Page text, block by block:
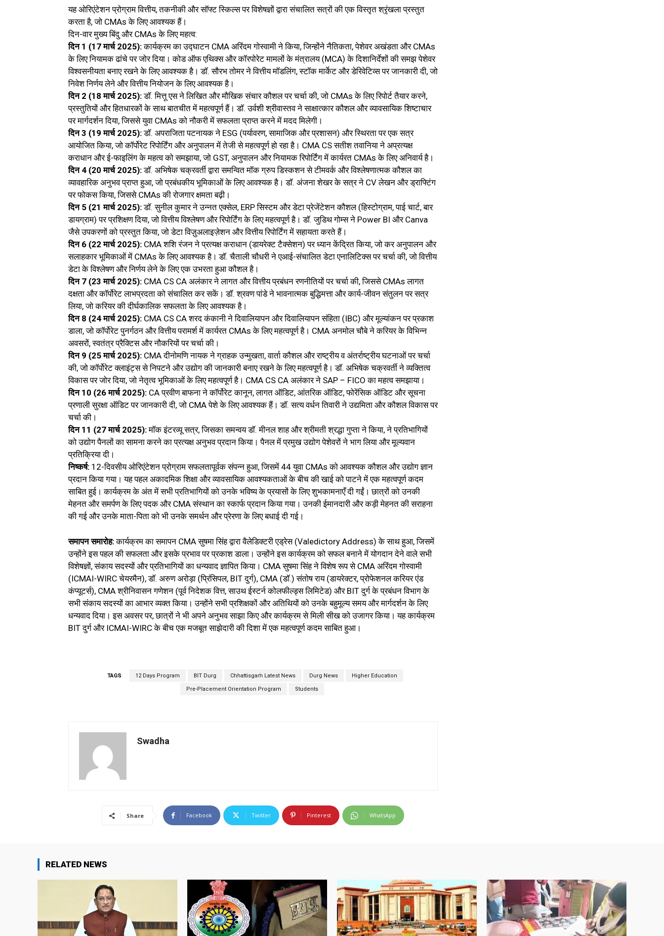
यह ओरिएंटेशन प्रोग्राम वित्तीय, तकनीकी और सॉफ्ट स्किल्स पर विशेषज्ञों द्वारा संचालित सत्रों की एक विस्तृत श्रृंखला प्रस्तुत
करता है, जो CMAs के लिए आवश्यक हैं।
दिन-वार मुख्य बिंदु और CMAs के लिए महत्व:
दिन 1 (17 मार्च 2025):कार्यक्रम का उद्घाटन CMA अरिंदम गोस्वामी ने किया, जिन्होंने नैतिकता, पेशेवर अखंडता और CMAs
के लिए नियामक ढांचे पर जोर दिया। कोड ऑफ एथिक्स और कॉरपोरेट मामलों के मंत्रालय (MCA) के दिशानिर्देशों की समझ पेशेवर
विश्वसनीयता बनाए रखने के लिए आवश्यक है। डॉ. सौरभ तोमर ने वित्तीय मॉडलिंग, स्टॉक मार्केट और डेरिवेटिव्स पर जानकारी दी, जो
निवेश निर्णय लेने और वित्तीय नियोजन के लिए आवश्यक है।
दिन 2 (18 मार्च 2025):डॉ. मित्तू एस ने लिखित और मौखिक संचार कौशल पर चर्चा की, जो CMAs के लिए रिपोर्ट तैयार करने,
प्रस्तुतियों और हितधारकों के साथ बातचीत में महत्वपूर्ण हैं। डॉ. उर्वशी श्रीवास्तव ने साक्षात्कार कौशल और व्यावसायिक शिष्टाचार
पर मार्गदर्शन दिया, जिससे युवा CMAs को नौकरी में सफलता प्राप्त करने में मदद मिलेगी।
दिन 3 (19 मार्च 2025):डॉ. अपराजिता पटनायक ने ESG (पर्यावरण, सामाजिक और प्रशासन) और स्थिरता पर एक सत्र
आयोजित किया, जो कॉर्पोरेट रिपोर्टिंग और अनुपालन में तेजी से महत्वपूर्ण हो रहा है। CMA CS सतीश तवानिया ने अप्रत्यक्ष
कराधान और ई-फाइलिंग के महत्व को समझाया, जो GST, अनुपालन और नियामक रिपोर्टिंग में कार्यरत CMAs के लिए अनिवार्य है।
दिन 4 (20 मार्च 2025):डॉ. अभिषेक चक्रवर्ती द्वारा समन्वित मॉक ग्रुप डिस्कशन से टीमवर्क और विश्लेषणात्मक कौशल का
व्यावहारिक अनुभव प्राप्त हुआ, जो प्रबंधकीय भूमिकाओं के लिए आवश्यक है। डॉ. अंजना शेखर के सत्र ने CV लेखन और ड्राफ्टिंग
पर फोकस किया, जिससे CMAs की रोजगार क्षमता बढ़ी।
दिन 5 (21 मार्च 2025):डॉ. सुनील कुमार ने उन्नत एक्सेल, ERP सिस्टम और डेटा प्रेजेंटेशन कौशल (हिस्टोग्राम, पाई चार्ट, बार
डायग्राम) पर प्रशिक्षण दिया, जो वित्तीय विश्लेषण और रिपोर्टिंग के लिए महत्वपूर्ण है। डॉ. जुडिथ गोम्स ने Power BI और Canva
जैसे उपकरणों को प्रस्तुत किया, जो डेटा विज़ुअलाइज़ेशन और वित्तीय रिपोर्टिंग में सहायता करते हैं।
दिन 6 (22 मार्च 2025): CMA शशि रंजन ने प्रत्यक्ष कराधान (डायरेक्ट टैक्सेशन) पर ध्यान केंद्रित किया, जो कर अनुपालन और
सलाहकार भूमिकाओं में CMAs के लिए आवश्यक है। डॉ. चैताली चौधरी ने एआई-संचालित डेटा एनालिटिक्स पर चर्चा की, जो वित्तीय
डेटा के विश्लेषण और निर्णय लेने के लिए एक उभरता हुआ कौशल है।
दिन 7 (23 मार्च 2025): CMA CS CA अलंकार ने लागत और वित्तीय प्रबंधन रणनीतियों पर चर्चा की, जिससे CMAs लागत
दक्षता और कॉर्पोरेट लाभप्रदता को संचालित कर सकें। डॉ. श्रवण पांडे ने भावनात्मक बुद्धिमत्ता और कार्य-जीवन संतुलन पर सत्र
लिया, जो करियर की दीर्घकालिक सफलता के लिए आवश्यक है।
दिन 8 (24 मार्च 2025): CMA CS CA शरद कंकानी ने दिवालियापन और दिवालियापन संहिता (IBC) और मूल्यांकन पर प्रकाश
डाला, जो कॉर्पोरेट पुनर्गठन और वित्तीय परामर्श में कार्यरत CMAs के लिए महत्वपूर्ण है। CMA अनमोल चौबे ने करियर के विभिन्न
अवसरों, स्वतंत्र प्रैक्टिस और नौकरियों पर चर्चा की।
दिन 9 (25 मार्च 2025): CMA दीनोमणि नायक ने ग्राहक उन्मुखता, वार्ता कौशल और राष्ट्रीय व अंतर्राष्ट्रीय घटनाओं पर चर्चा
की, जो कॉर्पोरेट क्लाइंट्स से निपटने और उद्योग की जानकारी बनाए रखने के लिए महत्वपूर्ण है। डॉ. अभिषेक चक्रवर्ती ने व्यक्तित्व
विकास पर जोर दिया, जो नेतृत्व भूमिकाओं के लिए महत्वपूर्ण है। CMA CS CA अलंकार ने SAP – FICO का महत्व समझाया।
दिन 10 (26 मार्च 2025): CA प्रवीण बाफना ने कॉर्पोरेट कानून, लागत ऑडिट, आंतरिक ऑडिट, फोरेंसिक ऑडिट और सूचना
प्रणाली सुरक्षा ऑडिट पर जानकारी दी, जो CMA पेशे के लिए आवश्यक हैं। डॉ. सत्य वर्धन तिवारी ने उद्यमिता और कौशल विकास पर
चर्चा की।
दिन 11 (27 मार्च 2025):मॉक इंटरव्यू सत्र, जिसका समन्वय डॉ. मीनल शाह और श्रीमती श्रद्धा गुप्ता ने किया, ने प्रतिभागियों
को उद्योग पैनलों का सामना करने का प्रत्यक्ष अनुभव प्रदान किया। पैनल में प्रमुख उद्योग पेशेवरों ने भाग लिया और मूल्यवान
प्रतिक्रिया दी।
निष्कर्ष: 12-दिवसीय ओरिएंटेशन प्रोग्राम सफलतापूर्वक संपन्न हुआ, जिसमें 44 युवा CMAs को आवश्यक कौशल और उद्योग ज्ञान
प्रदान किया गया। यह पहल अकादमिक शिक्षा और व्यावसायिक आवश्यकताओं के बीच की खाई को पाटने में एक महत्वपूर्ण कदम
साबित हुई। कार्यक्रम के अंत में सभी प्रतिभागियों को उनके भविष्य के प्रयासों के लिए शुभकामनाएँ दी गईं। छात्रों को उनकी
मेहनत और समर्पण के लिए पदक और CMA संस्थान का स्कार्फ प्रदान किया गया। उनकी ईमानदारी और कड़ी मेहनत की सराहना
की गई और उनके माता-पिता को भी उनके समर्थन और प्रेरणा के लिए बधाई दी गई।
समापन समारोह:कार्यक्रम का समापन CMA सुषमा सिंह द्वारा वैलेडिक्टरी एड्रेस (Valedictory Address) के साथ हुआ, जिसमें
उन्होंने इस पहल की सफलता और इसके प्रभाव पर प्रकाश डाला। उन्होंने इस कार्यक्रम को सफल बनाने में योगदान देने वाले सभी
विशेषज्ञों, संकाय सदस्यों और प्रतिभागियों का धन्यवाद ज्ञापित किया। CMA सुषमा सिंह ने विशेष रूप से CMA अरिंदम गोस्वामी
(ICMAI-WIRC चेयरमैन), डॉ. अरुण अरोड़ा (प्रिंसिपल, BIT दुर्ग), CMA (डॉ.) संतोष राय (डायरेक्टर, प्रोफेशनल करियर एंड
कंप्यूटर्स), CMA श्रीनिवासन गणेशन (पूर्व निदेशक वित्त, साउथ ईस्टर्न कोलफील्ड्स लिमिटेड) और BIT दुर्ग के प्रबंधन विभाग के
सभी संकाय सदस्यों का आभार व्यक्त किया। उन्होंने सभी प्रशिक्षकों और अतिथियों को उनके बहुमूल्य समय और मार्गदर्शन के लिए
धन्यवाद दिया। इस अवसर पर, छात्रों ने भी अपने अनुभव साझा किए और कार्यक्रम से मिली सीख को उजागर किया। यह कार्यक्रम
BIT दुर्ग और ICMAI-WIRC के बीच एक मजबूत साझेदारी की दिशा में एक महत्वपूर्ण कदम साबित हुआ।
TAGS 12 Days Program BIT Durg Chhattisgarh Latest News Durg News Higher Education
Pre-Placement Orientation Program Students
Swadha
Share Facebook Twitter Pinterest WhatsApp
RELATED NEWS